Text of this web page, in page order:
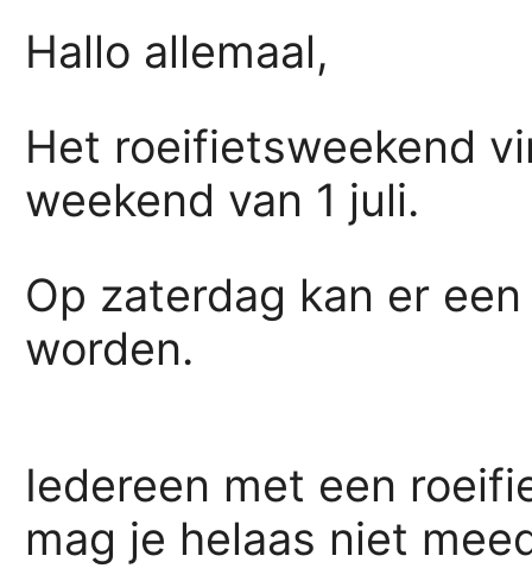
Hallo allemaal,
Het roeifietsweekend
weekend van 1 juli.
Op zaterdag kan er
worden.
Iedereen met een
mag je helaas niet